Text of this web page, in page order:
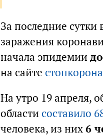
За последние сутки
заражения
начала эпидемии
на сайте
На утро 19 апреля,
области составило
человека, из них6